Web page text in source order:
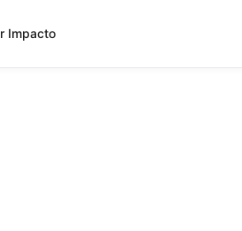
Impacto